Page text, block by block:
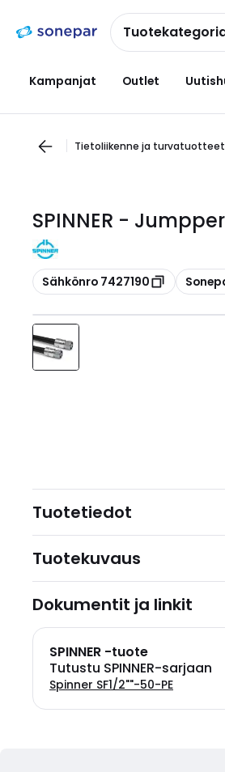
navigointiinsisältöön
Kampanjat Outlet
Tietoliikenne ja turvatuotteet
SPINNER -
Kopioi
Sähkönro 7427190 Kopioi
Tuotetiedot
Tuotekuvaus
Dokumentit ja linkit
SPINNER -tuote
Tutustu SPINNER-sarjaan
Spinner SF1/2""-50-PE